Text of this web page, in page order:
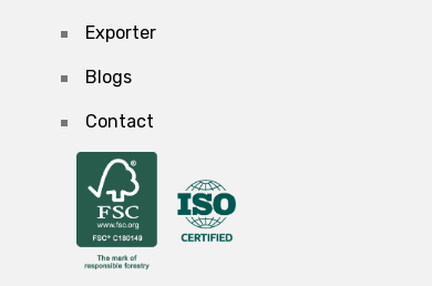
Exporter
Blogs
Contact